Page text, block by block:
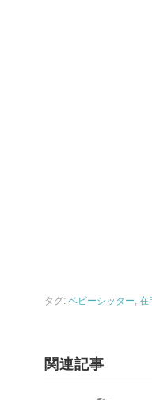
タグ: ベビーシッター, 在
関連記事